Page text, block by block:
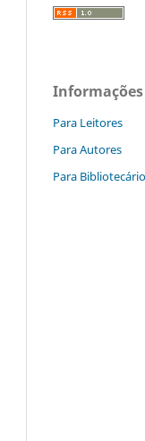
Informações
Para Leitores
Para Autores
Para